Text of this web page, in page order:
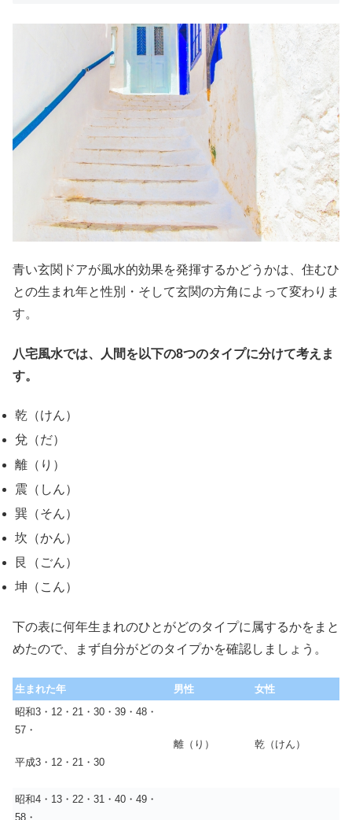
青い玄関ドアが風水的効果を発揮するかどうかは、住むひ
との生まれ年と性別・そして玄関の方角によって変わりま
す。
八宅風水では、人間を以下の8つのタイプに分けて考えま
す。
乾（けん）
兌（だ）
離（り）
震（しん）
巽（そん）
坎（かん）
艮（ごん）
坤（こん）
下の表に何年生まれのひとがどのタイプに属するかをまと
めたので、まず自分がどのタイプかを確認しましょう。
生まれた年 男性
女性
昭和3・12・21・30・39・48・
57・
平成3・12・21・30
離（り） 乾（けん）
昭和4・13・22・31・40・49・
58・